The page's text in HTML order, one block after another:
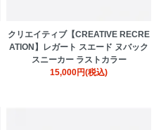
クリエイティブ【CREATIVE RECRE
ATION】レガート スエード ヌバック
スニーカー ラストカラー
15,000円(税込)